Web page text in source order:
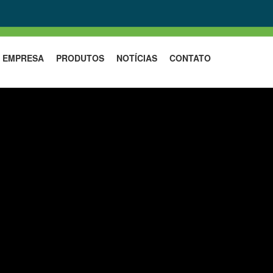
EMPRESA PRODUTOS NOTÍCIAS CONTATO